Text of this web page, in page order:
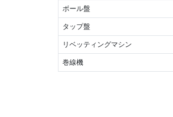
ボール盤
タップ盤
リベッティングマシン
巻線機